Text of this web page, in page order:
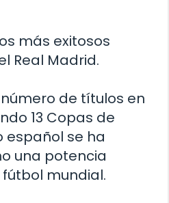
más exitosos
Real Madrid.
de títulos en
13 Copas de
español se ha
una potencia
mundial.